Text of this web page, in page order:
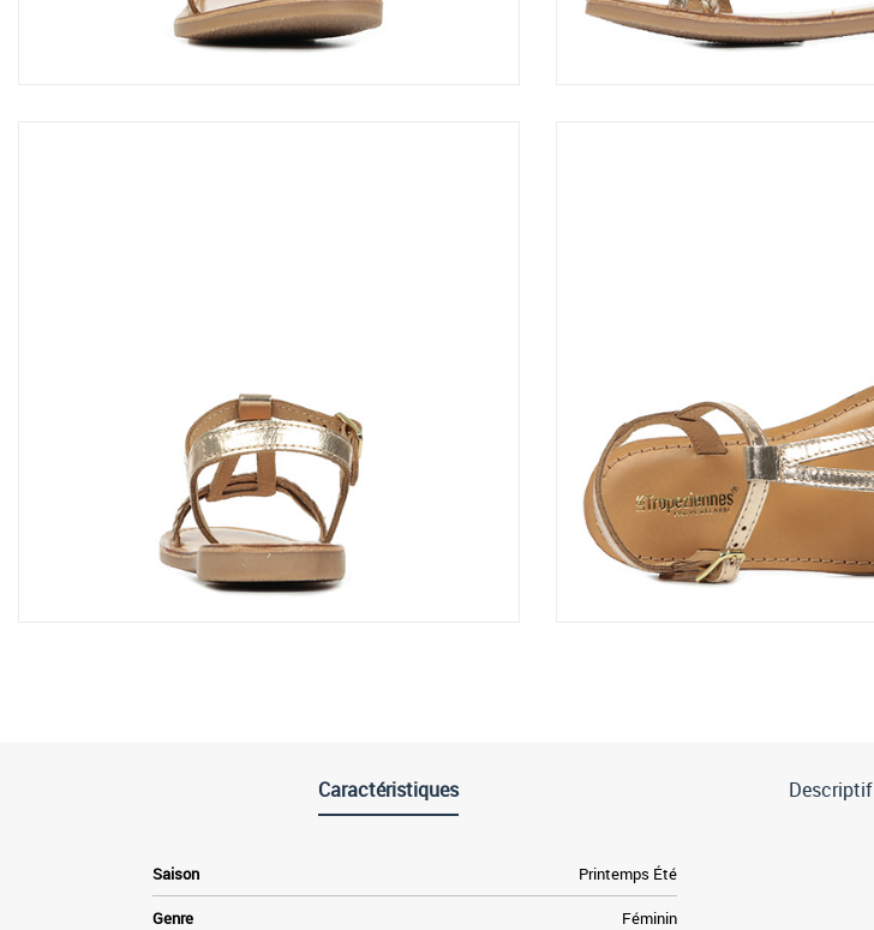
Caractéristiques Descriptif
Saison Printemps Été
Genre Féminin